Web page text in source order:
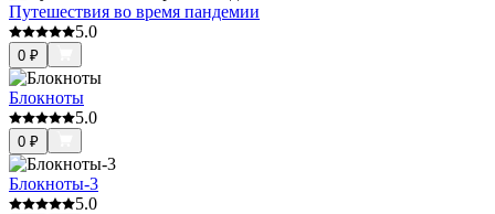
Путешествия во время пандемии
5.0
0 ₽
Блокноты
5.0
0 ₽
Блокноты-3
5.0